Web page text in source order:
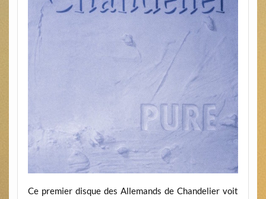
Ce premier disque des Allemands de Chandelier voit